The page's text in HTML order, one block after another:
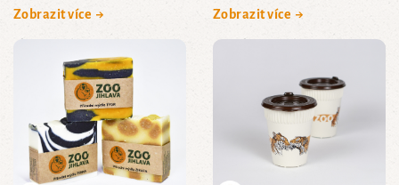
Zobrazit více → Zobrazit více →